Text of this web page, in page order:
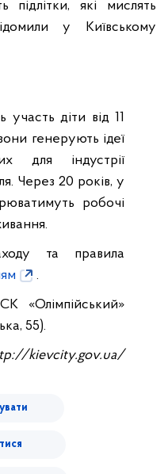
підлітки, які мислять
у Київському
участь діти від 11
генерують ідеї
для індустрії
Через 20 років, у
робочі
та правила
.
«Олімпійський»
55).
kievcity.gov.ua/